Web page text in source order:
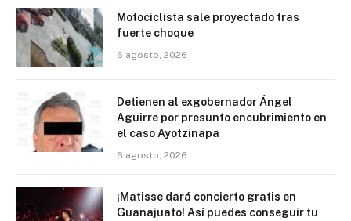
Motociclista sale proyectado tras
fuerte choque
6 agosto, 2026
Detienen al exgobernador Ángel
Aguirre por presunto encubrimiento en
el caso Ayotzinapa
6 agosto, 2026
¡Matisse dará concierto gratis en
Guanajuato! Así puedes conseguir tu